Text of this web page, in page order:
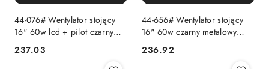
44-076# Wentylator stojący
16" 60w lcd + pilot czarny
Cena:
237.03
44-656# Wentylator stojący
16" 60w czarny metalowy
Cena:
236.92